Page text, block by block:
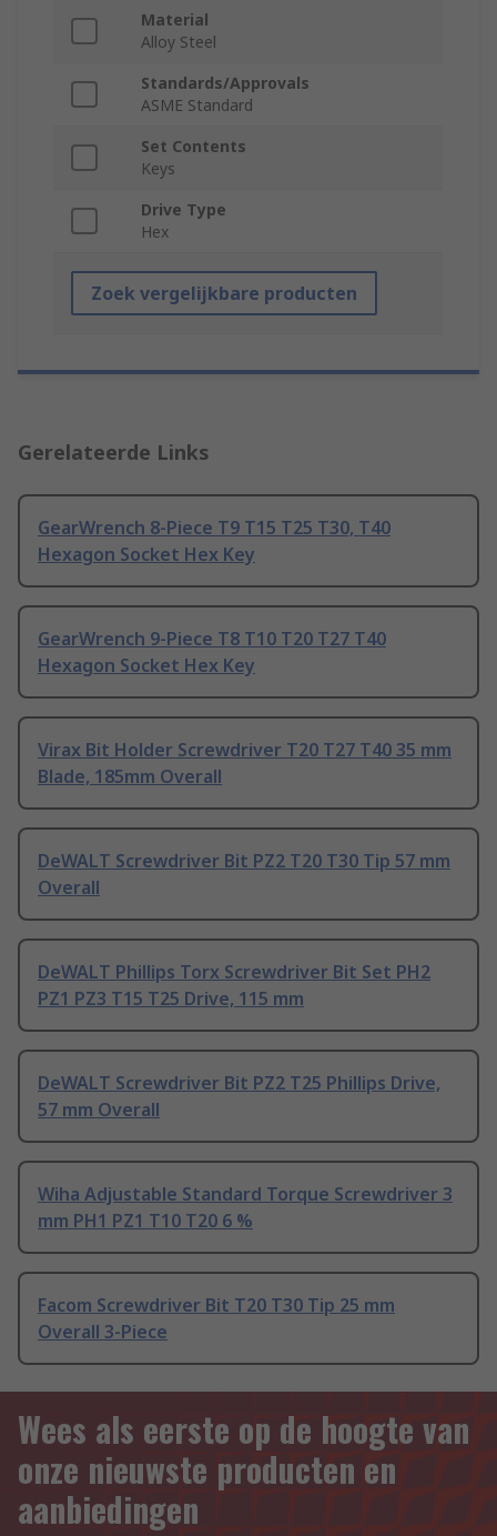
Material
Alloy Steel
Standards/Approvals
ASME Standard
Set Contents
Keys
Drive Type
Hex
Zoek vergelijkbare producten
Gerelateerde Links
GearWrench 8-Piece T9 T15 T25 T30, T40
Hexagon Socket Hex Key
GearWrench 9-Piece T8 T10 T20 T27 T40
Hexagon Socket Hex Key
Virax Bit Holder Screwdriver T20 T27 T40 35 mm
Blade, 185mm Overall
DeWALT Screwdriver Bit PZ2 T20 T30 Tip 57 mm
Overall
DeWALT Phillips Torx Screwdriver Bit Set PH2
PZ1 PZ3 T15 T25 Drive, 115 mm
DeWALT Screwdriver Bit PZ2 T25 Phillips Drive,
57 mm Overall
Wiha Adjustable Standard Torque Screwdriver 3
mm PH1 PZ1 T10 T20 6 %
Facom Screwdriver Bit T20 T30 Tip 25 mm
Overall 3-Piece
Wees als eerste op de hoogte van
onze nieuwste producten en
aanbiedingen